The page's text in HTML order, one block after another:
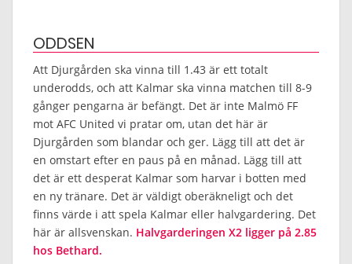
ODDSEN
Att Djurgården ska vinna till 1.43 är ett totalt
underodds, och att Kalmar ska vinna matchen till 8-9
gånger pengarna är befängt. Det är inte Malmö FF
mot AFC United vi pratar om, utan det här är
Djurgården som blandar och ger. Lägg till att det är
en omstart efter en paus på en månad. Lägg till att
det är ett desperat Kalmar som harvar i botten med
en ny tränare. Det är väldigt oberäkneligt och det
finns värde i att spela Kalmar eller halvgardering. Det
här är allsvenskan. Halvgarderingen X2 ligger på 2.85
hos Bethard.